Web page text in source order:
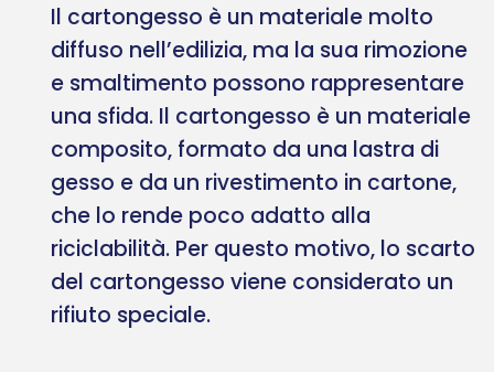
Il cartongesso è un materiale molto
diffuso nell’edilizia, ma la sua rimozione
e smaltimento possono rappresentare
una sfida. Il cartongesso è un materiale
composito, formato da una lastra di
gesso e da un rivestimento in cartone,
che lo rende poco adatto alla
riciclabilità. Per questo motivo, lo scarto
del cartongesso viene considerato un
rifiuto speciale.